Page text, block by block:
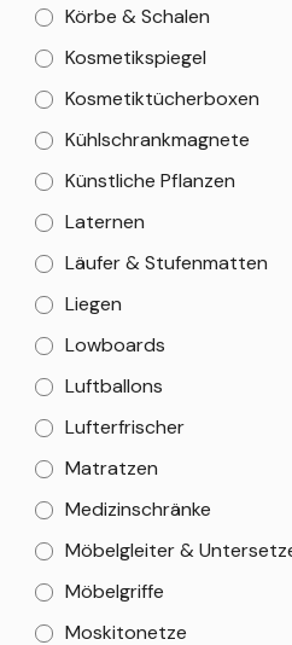
Körbe & Schalen
Kosmetikspiegel
Kosmetiktücherboxen
Kühlschrankmagnete
Künstliche Pflanzen
Laternen
Läufer & Stufenmatten
Liegen
Lowboards
Luftballons
Lufterfrischer
Matratzen
Medizinschränke
Möbelgleiter &
Möbelgriffe
Moskitonetze